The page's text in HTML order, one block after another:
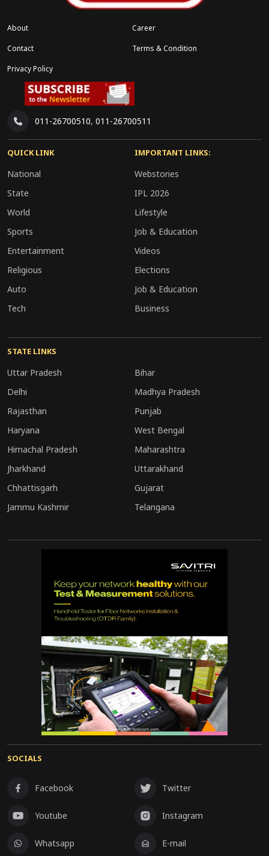
About
Career
Contact
Terms & Condition
Privacy Policy
011-26700510, 011-26700511
QUICK LINK
National
State
World
Sports
Entertainment
Religious
Auto
Tech
IMPORTANT LINKS:
Webstories
IPL 2026
Lifestyle
Job & Education
Videos
Elections
Job & Education
Business
STATE LINKS
Uttar Pradesh
Bihar
Delhi
Madhya Pradesh
Rajasthan
Punjab
Haryana
West Bengal
Himachal Pradesh
Maharashtra
Jharkhand
Uttarakhand
Chhattisgarh
Gujarat
Jammu Kashmir
Telangana
SOCIALS
Facebook Twitter
Youtube Instagram
Whatsapp E-mail